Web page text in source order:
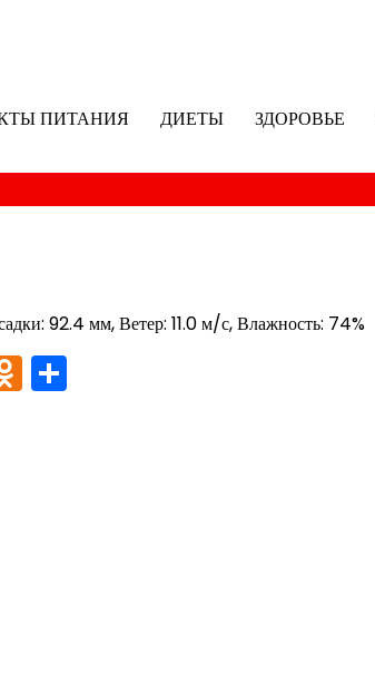
ПИТАНИЯ ДИЕТЫ ЗДОРОВЬЕ
92.4 мм, Ветер: 11.0 м/с, Влажность: 74%
Odnoklassniki